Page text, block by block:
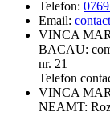
Telefon:
Email:
VINCA
BACAU:
nr. 21
Telefon
VINCA
NEAMT: